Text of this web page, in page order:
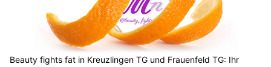
Beauty fights fat in Kreuzlingen TG und Frauenfeld TG: Ihr